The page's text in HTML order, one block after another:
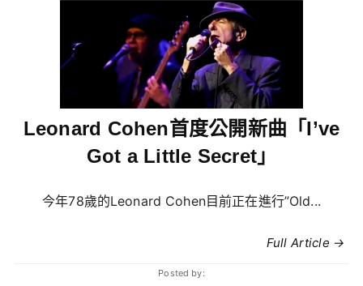
Leonard Cohen首度公開新曲「I’ve
Got a Little Secret」
今年78歲的Leonard Cohen目前正在進行”Old...
Full Article →
Posted by: